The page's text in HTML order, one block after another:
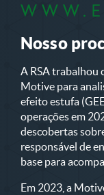
Nosso
A RSA trabalhou
Motive para
efeito estufa
operações em
descobertas
responsável de
base para
Em 2023, a